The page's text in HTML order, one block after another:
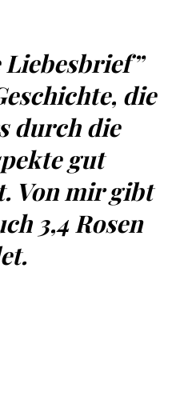
Liebesbrief”
die
durch die
gut
Von mir gibt
3,4 Rosen